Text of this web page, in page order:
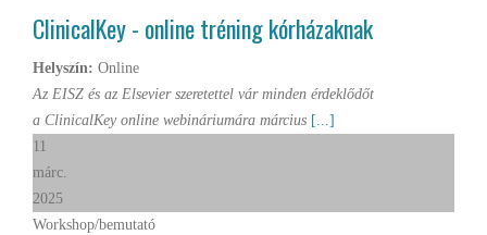
ClinicalKey - online tréning kórházaknak
Helyszín: Online
Az EISZ és az Elsevier szeretettel vár minden érdeklődőt
a ClinicalKey online webináriumára március [...]
11
márc.
2025
Workshop/bemutató